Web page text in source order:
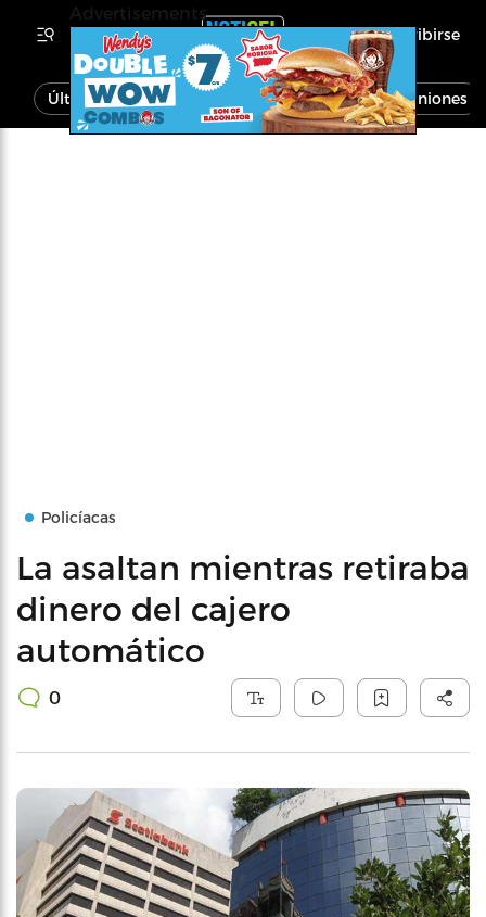
Inscribirse
Última Hora Noticias Economía Opiniones
Policíacas
La asaltan mientras retiraba
dinero del cajero
automático
0
Advertisements